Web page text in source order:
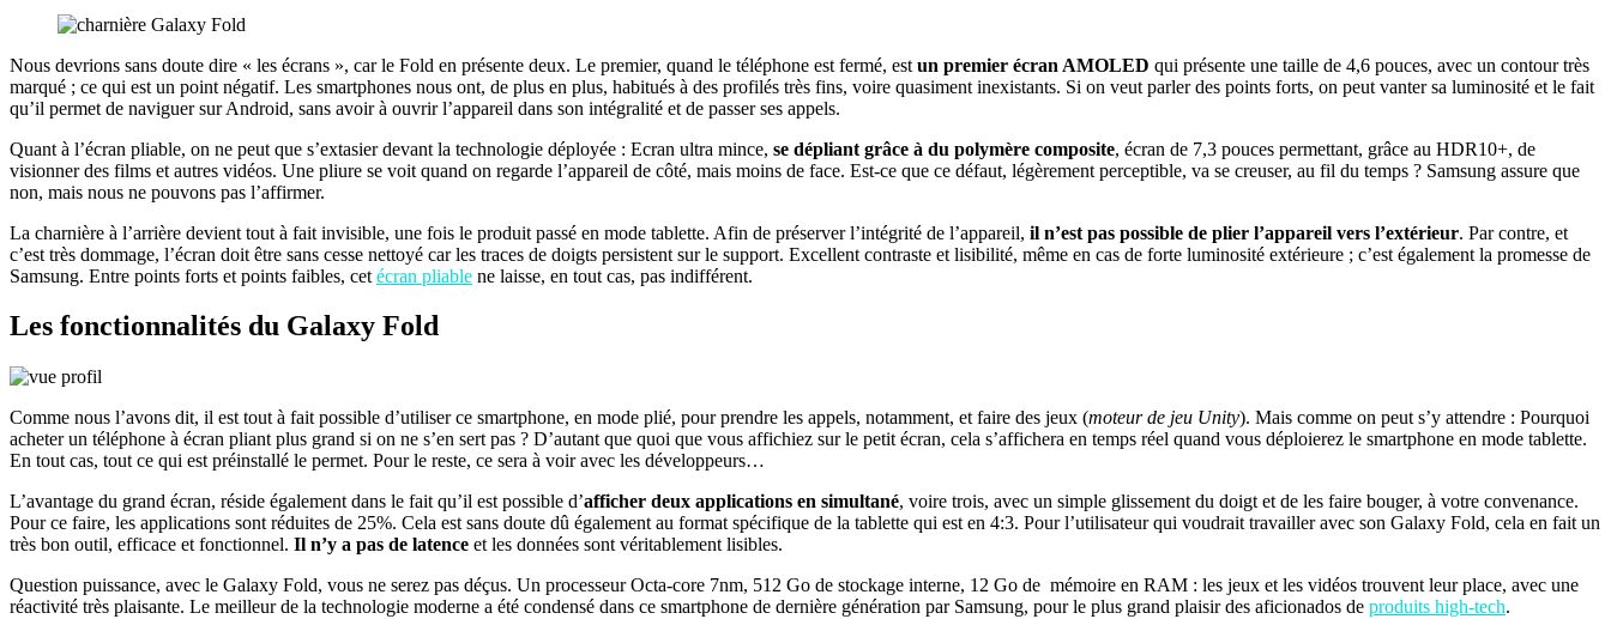
Nous devrions sans doute dire « les écrans », car le Fold en présente deux. Le premier, quand le téléphone est fermé, est un premier écran AMOLED qui présente une taille de 4,6 pouces, avec un contour très
marqué ; ce qui est un point négatif. Les smartphones nous ont, de plus en plus, habitués à des profilés très fins, voire quasiment inexistants. Si on veut parler des points forts, on peut vanter sa luminosité et le fait
qu’il permet de naviguer sur Android, sans avoir à ouvrir l’appareil dans son intégralité et de passer ses appels.
Quant à l’écran pliable, on ne peut que s’extasier devant la technologie déployée : Ecran ultra mince, se dépliant grâce à du polymère composite, écran de 7,3 pouces permettant, grâce au HDR10+, de
visionner des films et autres vidéos. Une pliure se voit quand on regarde l’appareil de côté, mais moins de face. Est-ce que ce défaut, légèrement perceptible, va se creuser, au fil du temps ? Samsung assure que
non, mais nous ne pouvons pas l’affirmer.
La charnière à l’arrière devient tout à fait invisible, une fois le produit passé en mode tablette. Afin de préserver l’intégrité de l’appareil, il n’est pas possible de plier l’appareil vers l’extérieur. Par contre, et
c’est très dommage, l’écran doit être sans cesse nettoyé car les traces de doigts persistent sur le support. Excellent contraste et lisibilité, même en cas de forte luminosité extérieure ; c’est également la promesse de
Samsung. Entre points forts et points faibles, cet écran pliable ne laisse, en tout cas, pas indifférent.
Les fonctionnalités du Galaxy Fold
Comme nous l’avons dit, il est tout à fait possible d’utiliser ce smartphone, en mode plié, pour prendre les appels, notamment, et faire des jeux (moteur de jeu Unity). Mais comme on peut s’y attendre : Pourquoi
acheter un téléphone à écran pliant plus grand si on ne s’en sert pas ? D’autant que quoi que vous affichiez sur le petit écran, cela s’affichera en temps réel quand vous déploierez le smartphone en mode tablette.
En tout cas, tout ce qui est préinstallé le permet. Pour le reste, ce sera à voir avec les développeurs…
L’avantage du grand écran, réside également dans le fait qu’il est possible d’afficher deux applications en simultané, voire trois, avec un simple glissement du doigt et de les faire bouger, à votre convenance.
Pour ce faire, les applications sont réduites de 25%. Cela est sans doute dû également au format spécifique de la tablette qui est en 4:3. Pour l’utilisateur qui voudrait travailler avec son Galaxy Fold, cela en fait un
très bon outil, efficace et fonctionnel. Il n’y a pas de latence et les données sont véritablement lisibles.
Question puissance, avec le Galaxy Fold, vous ne serez pas déçus. Un processeur Octa-core 7nm, 512 Go de stockage interne, 12 Go de mémoire en RAM : les jeux et les vidéos trouvent leur place, avec une
réactivité très plaisante. Le meilleur de la technologie moderne a été condensé dans ce smartphone de dernière génération par Samsung, pour le plus grand plaisir des aficionados de produits high-tech.